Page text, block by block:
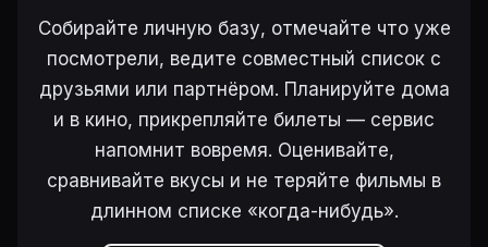
Собирайте личную базу, отмечайте что уже
посмотрели, ведите совместный список с
друзьями или партнёром. Планируйте дома
и в кино, прикрепляйте билеты — сервис
напомнит вовремя. Оценивайте,
сравнивайте вкусы и не теряйте фильмы в
длинном списке «когда-нибудь».